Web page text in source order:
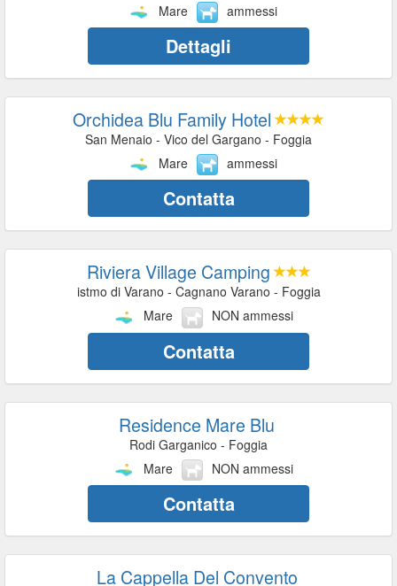
Mare
ammessi
Dettagli
Orchidea Blu Family Hotel
San Menaio - Vico del Gargano - Foggia
Mare
ammessi
Contatta
Riviera Village Camping
istmo di Varano - Cagnano Varano - Foggia
Mare
NON ammessi
Contatta
Residence Mare Blu
Rodi Garganico - Foggia
Mare
NON ammessi
Contatta
La Cappella Del Convento